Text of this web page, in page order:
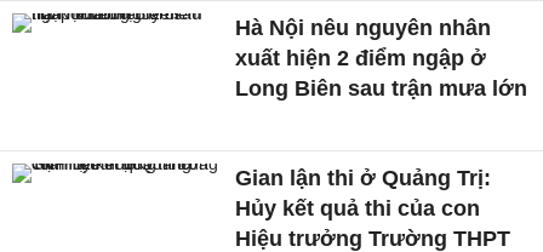
Hà Nội nêu nguyên nhân
xuất hiện 2 điểm ngập ở
Long Biên sau trận mưa lớn
Gian lận thi ở Quảng Trị:
Hủy kết quả thi của con
Hiệu trưởng Trường THPT